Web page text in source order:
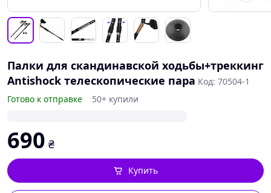
Палки для скандинавской ходьбы+треккинг
Antishock телескопические пара Код: 70504-1
Готово к отправке
50+ купили
690 ₴
Купить